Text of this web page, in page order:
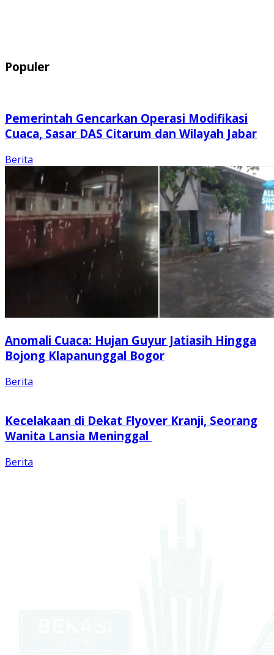
Populer
Pemerintah Gencarkan Operasi Modifikasi
Cuaca, Sasar DAS Citarum dan Wilayah Jabar
Berita
Anomali Cuaca: Hujan Guyur Jatiasih Hingga
Bojong Klapanunggal Bogor
Berita
Kecelakaan di Dekat Flyover Kranji, Seorang
Wanita Lansia Meninggal
Berita